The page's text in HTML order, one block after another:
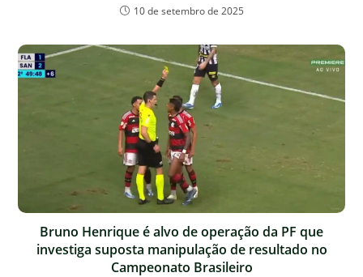
10 de setembro de 2025
Bruno Henrique é alvo de operação da PF que
investiga suposta manipulação de resultado no
Campeonato Brasileiro